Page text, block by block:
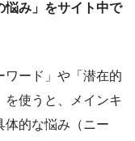
悩み」をサイト中で
ワード」や「潜在的
を使うと、メインキ
体的な悩み（ニー